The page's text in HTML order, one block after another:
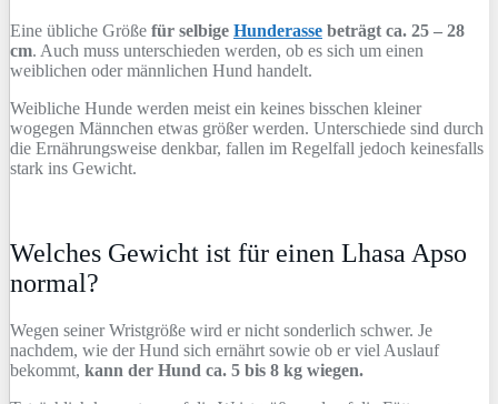
Eine übliche Größe für selbige Hunderasse beträgt ca. 25 – 28
cm. Auch muss unterschieden werden, ob es sich um einen
weiblichen oder männlichen Hund handelt.
Weibliche Hunde werden meist ein keines bisschen kleiner
wogegen Männchen etwas größer werden. Unterschiede sind durch
die Ernährungsweise denkbar, fallen im Regelfall jedoch keinesfalls
stark ins Gewicht.
Welches Gewicht ist für einen Lhasa Apso
normal?
Wegen seiner Wristgröße wird er nicht sonderlich schwer. Je
nachdem, wie der Hund sich ernährt sowie ob er viel Auslauf
bekommt, kann der Hund ca. 5 bis 8 kg wiegen.